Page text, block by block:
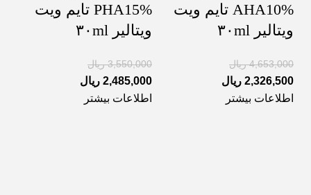
AHA10% تایم ویت
ویتالیر ۳۰ml
4,653,000 ریال
2,326,500 ریال
اطلاعات بیشتر
PHA15% تایم ویت
ویتالیر ۳۰ml
3,550,000 ریال
2,485,000 ریال
اطلاعات بیشتر